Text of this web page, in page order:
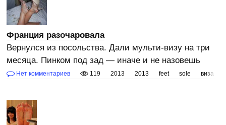
Франция разочаровала
Вернулся из посольства. Дали мульти-визу на три
месяца. Пинком под зад — иначе и не назовешь
Нет комментариев 119 2013 2013 feet sole виза